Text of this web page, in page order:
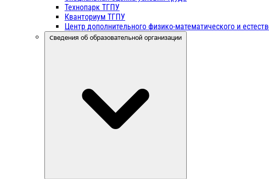
Технопарк ТГПУ
Кванториум ТГПУ
Центр дополнительного физико-математического и
Сведения об образовательной организации